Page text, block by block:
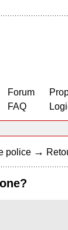
Forum
FAQ
police →